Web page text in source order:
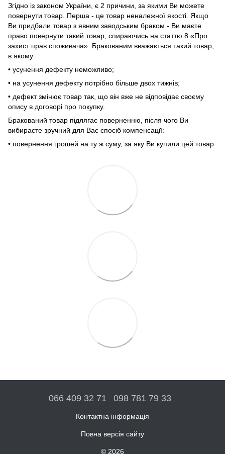
Згідно із законом України, є 2 причини, за якими Ви можете
повернути товар. Перша - це товар неналежної якості. Якщо
Ви придбали товар з явним заводським браком - Ви маєте
право повернути такий товар, спираючись на статтю 8 «Про
захист прав споживача». Бракованим вважається такий товар,
в якому:
• усунення дефекту неможливо;
• на усунення дефекту потрібно більше двох тижнів;
• дефект змінює товар так, що він вже не відповідає своєму
опису в договорі про покупку.
Бракований товар підлягає поверненню, після чого Ви
вибираєте зручний для Вас спосіб компенсації:
• повернення грошей на ту ж суму, за яку Ви купили цей товар
066 409 32 71 098 781 79 33
Контактна інформація
Повна версія сайту
© 2026